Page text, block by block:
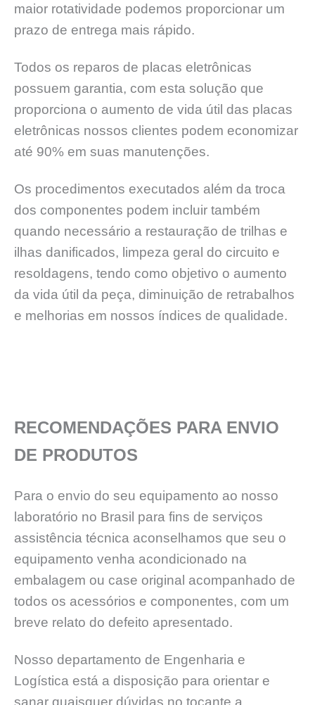
maior rotatividade podemos proporcionar um
prazo de entrega mais rápido.
Todos os reparos de placas eletrônicas
possuem garantia, com esta solução que
proporciona o aumento de vida útil das placas
eletrônicas nossos clientes podem economizar
até 90% em suas manutenções.
Os procedimentos executados além da troca
dos componentes podem incluir também
quando necessário a restauração de trilhas e
ilhas danificados, limpeza geral do circuito e
resoldagens, tendo como objetivo o aumento
da vida útil da peça, diminuição de retrabalhos
e melhorias em nossos índices de qualidade.
RECOMENDAÇÕES PARA ENVIO
DE PRODUTOS
Para o envio do seu equipamento ao nosso
laboratório no Brasil para fins de serviços
assistência técnica aconselhamos que seu o
equipamento venha acondicionado na
embalagem ou case original acompanhado de
todos os acessórios e componentes, com um
breve relato do defeito apresentado.
Nosso departamento de Engenharia e
Logística está a disposição para orientar e
sanar quaisquer dúvidas no tocante a